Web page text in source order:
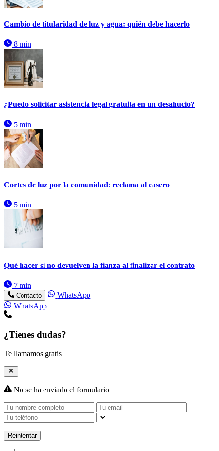
Cambio de titularidad de luz y agua: quién debe hacerlo
8 min
¿Puedo solicitar asistencia legal gratuita en un desahucio?
5 min
Cortes de luz por la comunidad: reclama al casero
5 min
Qué hacer si no devuelven la fianza al finalizar el contrato
7 min
Contacto
WhatsApp
WhatsApp
¿Tienes dudas?
Te llamamos gratis
No se ha enviado el formulario
Reintentar